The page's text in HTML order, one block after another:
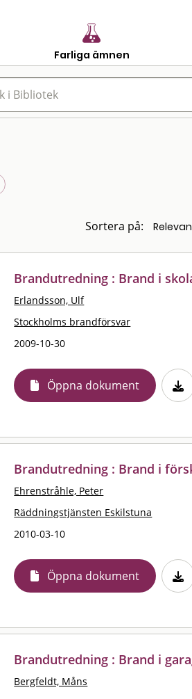
Farliga ämnen
Sortera på:
Brandutredning : Brand i
Erlandsson, Ulf
Stockholms brandförsvar
2009-10-30
Öppna dokument
Brandutredning : Brand i
Ehrenstråhle, Peter
Räddningstjänsten Eskilstuna
2010-03-10
Öppna dokument
Brandutredning : Brand i
Bergfeldt, Måns